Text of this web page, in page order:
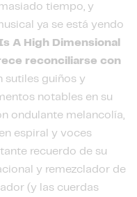
tiempo, y
ya se está yendo
A High Dimensional
reconciliarse con
sutiles guiños y
notables en su
ondulante melancolía,
espiral y voces
recuerdo de su
y remezclador de
(y las cuerdas